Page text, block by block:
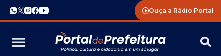
Ouça a Rádio Portal